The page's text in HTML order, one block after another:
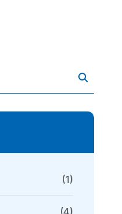
(1)
(4)